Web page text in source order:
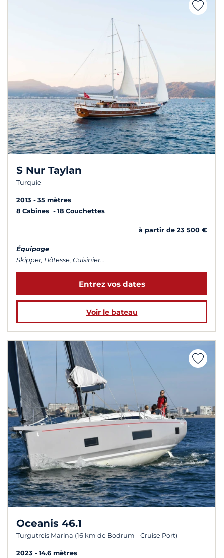
S Nur Taylan
Turquie
2013
35 mètres
8 Cabines
18 Couchettes
à partir de 23 500 €
Équipage
Skipper, Hôtesse, Cuisinier...
Entrez vos dates
Voir le bateau
Oceanis 46.1
Turgutreis Marina (16 km de Bodrum - Cruise Port)
2023
14.6 mètres